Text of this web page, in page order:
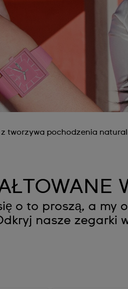
z tworzywa pochodzenia
o to proszą, a my
nasze zegarki